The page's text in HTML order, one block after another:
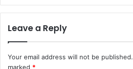
Leave a Reply
Your email address will not be published.
marked *